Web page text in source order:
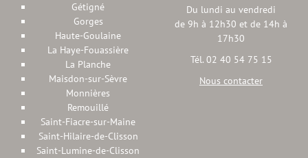
Gétigné
Gorges
Haute-Goulaine
La Haye-Fouassière
La Planche
Maisdon-sur-Sèvre
Monnières
Remouillé
Saint-Fiacre-sur-Maine
Saint-Hilaire-de-Clisson
Saint-Lumine-de-Clisson
Du lundi au vendredi
de 9h à 12h30 et de 14h à
17h30
Tél. 02 40 54 75 15
Nous contacter